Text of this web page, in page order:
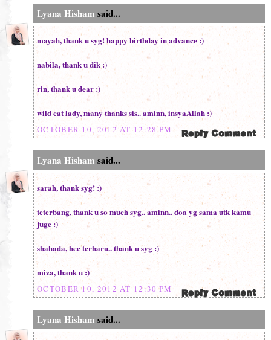
Lyana Hisham said...
mayah, thank u syg! happy birthday in advance :)
nabila, thank u dik :)
rin, thank u dear :)
wild cat lady, many thanks sis.. aminn, insyaAllah :)
OCTOBER 10, 2012 AT 12:28 PM
Lyana Hisham said...
sarah, thank syg! :)
teterbang, thank u so much syg.. aminn.. doa yg sama utk kamu
juge :)
shahada, hee terharu.. thank u syg :)
miza, thank u :)
OCTOBER 10, 2012 AT 12:30 PM
Lyana Hisham said...